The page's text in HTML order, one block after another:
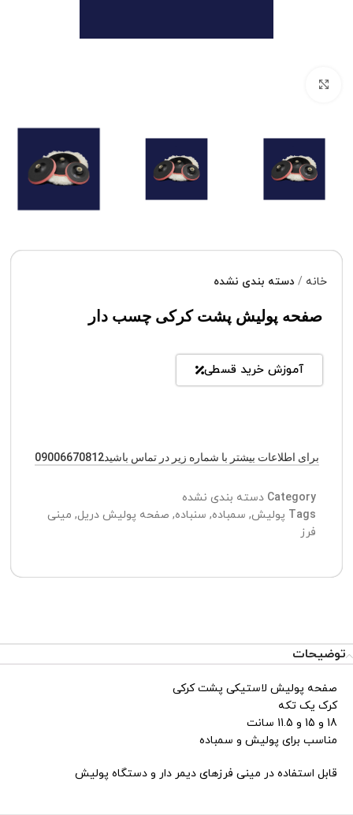
خانه دسته بندی نشده
صفحه پولیش پشت کرکی چسب دار
آموزش خرید قسطی
برای اطلاعات بیشتر با شماره زیر در تماس باشید09006670812
Category دسته بندی نشده
Tags پولیش, سمباده, سنباده, صفحه پولیش دریل, مینی
فرز
توضیحات
صفحه پولیش لاستیکی پشت کرکی
کرک یک تکه
18 و 15 و 11.5 سانت
مناسب برای پولیش و سمباده
قابل استفاده در مینی فرزهای دیمر دار و دستگاه پولیش